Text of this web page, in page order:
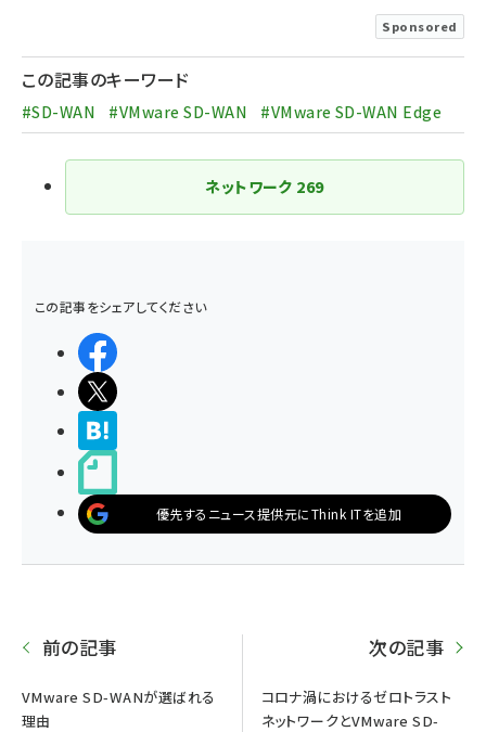
Sponsored
この記事のキーワード
#SD-WAN #VMware SD-WAN #VMware SD-WAN Edge
ネットワーク 269
この記事をシェアしてください
優先するニュース提供元にThink ITを追加
前の記事
VMware SD-WANが選ばれる
理由
次の記事
コロナ渦におけるゼロトラスト
ネットワークとVMware SD-